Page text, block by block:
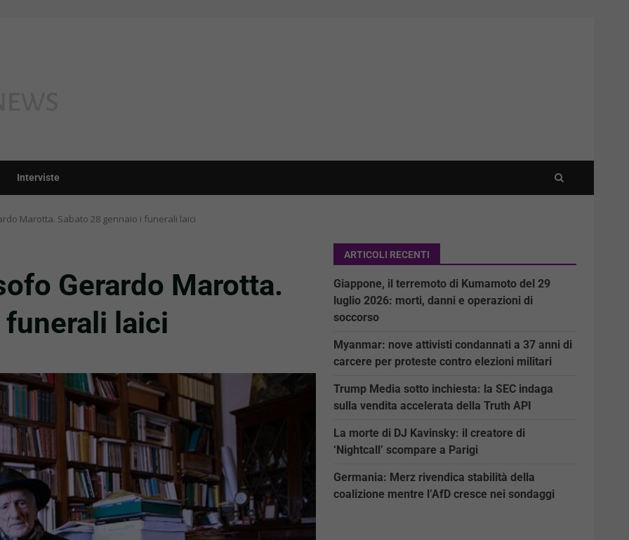
Interviste
Marotta. Sabato 28 gennaio i funerali laici
Gerardo Marotta.
funerali laici
ARTICOLI RECENTI
Giappone, il terremoto di Kumamoto del 29
luglio 2026: morti, danni e operazioni di
soccorso
Myanmar: nove attivisti condannati a 37 anni di
carcere per proteste contro elezioni militari
Trump Media sotto inchiesta: la SEC indaga
sulla vendita accelerata della Truth API
La morte di DJ Kavinsky: il creatore di
‘Nightcall’ scompare a Parigi
Germania: Merz rivendica stabilità della
coalizione mentre l’AfD cresce nei sondaggi